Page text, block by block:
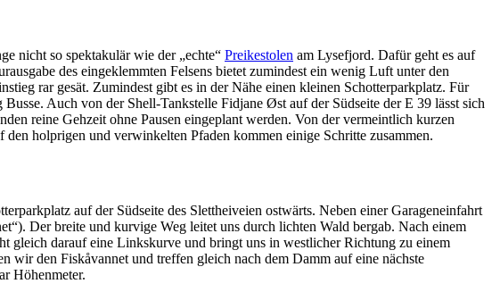
nicht so spektakulär wie der „echte“ Preikestolen am Lysefjord. Dafür geht es auf
des eingeklemmten Felsens bietet zumindest ein wenig Luft unter den
rar gesät. Zumindest gibt es in der Nähe einen kleinen Schotterparkplatz. Für
Auch von der Shell-Tankstelle Fidjane Øst auf der Südseite der E 39 lässt sich
reine Gehzeit ohne Pausen eingeplant werden. Von der vermeintlich kurzen
holprigen und verwinkelten Pfaden kommen einige Schritte zusammen.
auf der Südseite des Slettheiveien ostwärts. Neben einer Garageneinfahrt
Der breite und kurvige Weg leitet uns durch lichten Wald bergab. Nach einem
gleich darauf eine Linkskurve und bringt uns in westlicher Richtung zu einem
wir den Fiskåvannet und treffen gleich nach dem Damm auf eine nächste
Höhenmeter.